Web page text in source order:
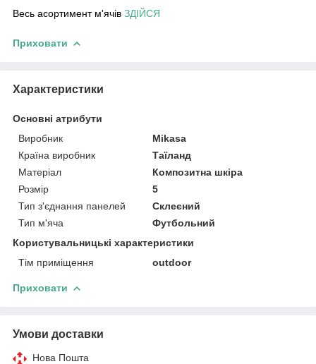
Весь асортимент м'ячів ЗДІЙСЯ
Приховати
Характеристики
Основні атрибути
Виробник
Mikasa
Країна виробник
Таїланд
Матеріал
Композитна шкіра
Розмір
5
Тип з'єднання панелей
Склеєний
Тип м'яча
Футбольний
Користувальницькі характеристики
Тім приміщення
outdoor
Приховати
Умови доставки
Нова Пошта